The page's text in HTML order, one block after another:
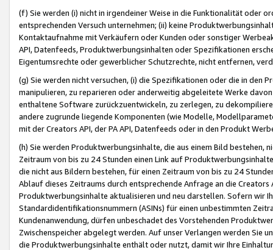
(f) Sie werden (i) nicht in irgendeiner Weise in die Funktionalität oder
entsprechenden Versuch unternehmen; (ii) keine
Kontaktaufnahme mit Verkäufern oder Kunden oder sonstiger
API, Datenfeeds, Produktwerbungsinhalten oder Spezifikationen
Eigentumsrechte oder gewerblicher Schutzrechte, nicht entfernen,
(g) Sie werden nicht versuchen, (i) die Spezifikationen oder die in
manipulieren, zu reparieren oder anderweitig abgeleitete Werke
enthaltene Software zurückzuentwickeln, zu zerlegen, zu
andere zugrunde liegende Komponenten (wie Modelle,
mit der Creators API, der PA API, Datenfeeds oder in den Produkt
(h) Sie werden Produktwerbungsinhalte, die aus einem Bild bestehen,
Zeitraum von bis zu 24 Stunden einen Link auf
die nicht aus Bildern bestehen, für einen Zeitraum von bis zu 24
Ablauf dieses Zeitraums durch entsprechende Anfrage an die
Produktwerbungsinhalte aktualisieren und neu darstellen. Sofern wir
Standardidentifikationsnummern (ASINs) für einen unbestimmten
Kundenanwendung, dürfen unbeschadet des Vorstehenden
Zwischenspeicher abgelegt werden. Auf unser Verlangen werden Sie
die Produktwerbungsinhalte enthält oder nutzt, damit wir Ihre